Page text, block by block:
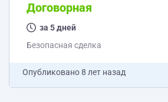
Договорная
за 5 дней
Безопасная сделка
Опубликовано8 лет назад